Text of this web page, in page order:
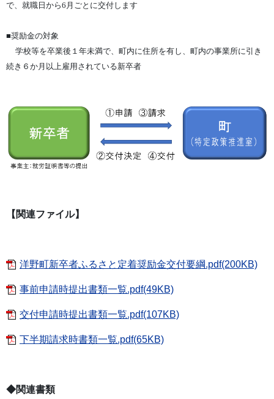
で、就職日から6 月ごとに交付します
■奨励金の対象
学校等を卒業後１年未満で、町内に住所を有し、町内の事業所に引き
続き６か月以上雇用されている新卒者
【関連ファイル】
洋野町新卒者ふるさと定着奨励金交付要綱.pdf(200KB)
事前申請時提出書類一覧.pdf(49KB)
交付申請時提出書類一覧.pdf(107KB)
下半期請求時書類一覧.pdf(65KB)
◆関連書類